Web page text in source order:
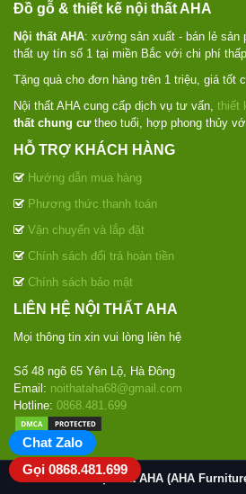
Đồ gỗ & thiết kế nội thất AHA
Nội thất AHA: xưởng sản xuất - bán lẻ sản
thất uy tín số 1 tại miền Bắc với chi phí
Tặng quà cho đơn hàng trên 1 triệu, giá tốt
Nội thất AHA cung cấp dịch vụ tư vấn, thiết
thất chung cưtheo tuổi, hợp phong thủy
HỖ TRỢ KHÁCH HÀNG
Hướng dẫn mua hàng
Phương thức thanh toán
Vận chuyển và lắp đặt
Chính sách đổi trả hoàn tiền
Chính sách bảo mật
LIÊN HỆ NỘI THẤT AHA
Mọi thông tin xin vui lòng liên hệ
Số 48 ngõ 65 Yên Lộ, Hà Đông
Email: noithataha68@gmail.com
Hotline: 0868.481.699
© 2020Nội thất AHA (AHA
Chat Zalo
Gọi 0868.481.699